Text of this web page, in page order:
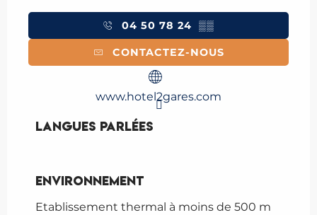
04 50 78 24 ▒▒
CONTACTEZ-NOUS
www.hotel2gares.com
Langues parlées
Langues parlées
Environnement
Environnement
Etablissement thermal à moins de 500 m